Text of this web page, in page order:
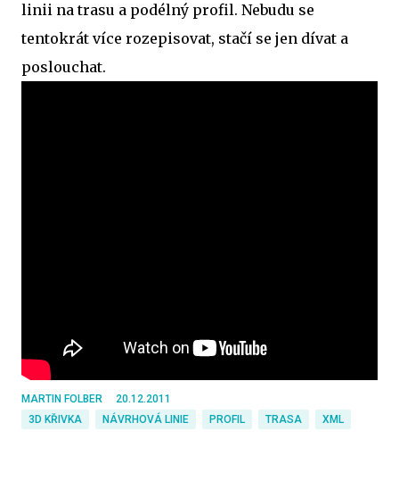
linii na trasu a podélný profil. Nebudu se
tentokrát více rozepisovat, stačí se jen dívat a
poslouchat.
MARTIN FOLBER
20.12.2011
3D KŘIVKA
NÁVRHOVÁ LINIE PROFIL TRASA XML